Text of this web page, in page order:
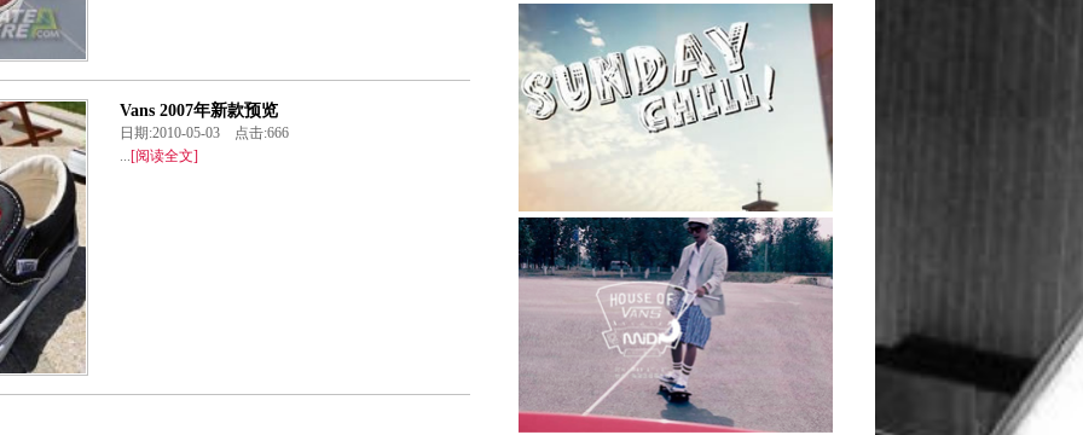
Vans 2007年新款预览
日期:2010-05-03 点击:666
...[阅读全文]
格，简洁且具有深沉的力量
感。Preduce T
优秀的抓地力、卓越的板感以
及可靠的支撑力，成就了 Vans
滑板鞋的代代相传。如今，全
新的 CURREN 将凭借焕新升
级的制作